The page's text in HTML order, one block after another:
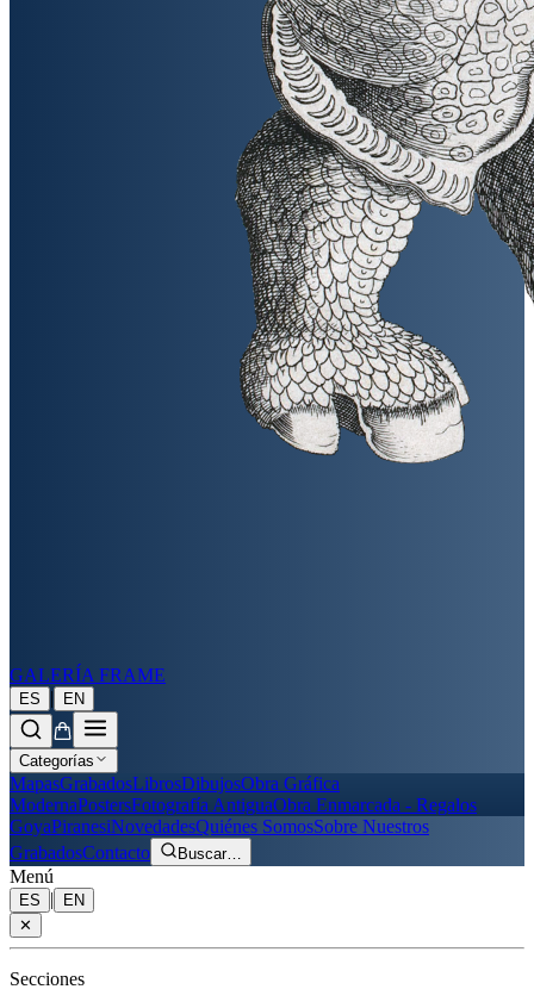
GALERÍA FRAME
ES | EN
Categorías
MapasGrabadosLibrosDibujosObra Gráfica
ModernaPostersFotografía AntiguaObra Enmarcada - Regalos
GoyaPiranesiNovedadesQuiénes SomosSobre Nuestros
GrabadosContacto Buscar…
Menú
ES |
EN
✕
Secciones